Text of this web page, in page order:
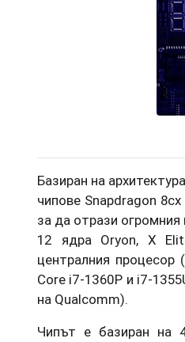
Базиран на
чипове Snapdragon
за да отрази
12 ядра Oryon, X
централния процесор
Core i7-1360P и i7-
на Qualcomm).
Чипът е базиран на